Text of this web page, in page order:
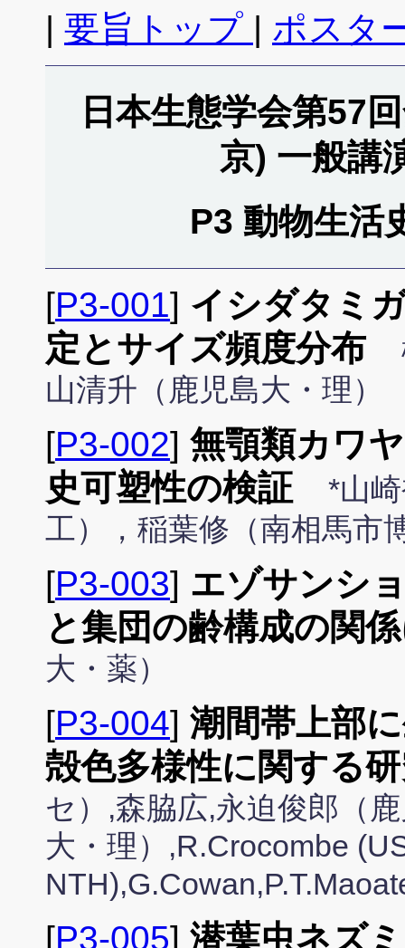
| 要旨トップ | ポスタ
日本生態学会第57
京) 一般講
P3 動物生活
[P3-001] イシダタミ
定とサイズ頻度分布
山清升（鹿児島大・理）
[P3-002] 無顎類カワ
史可塑性の検証
*山
工），稲葉修（南相馬市
[P3-003] エゾサンシ
と集団の齢構成の関
大・薬）
[P3-004] 潮間帯上部
殻色多様性に関する
セ）,森脇広,永迫俊郎（
大・理）,R.Crocombe
[P3-005] 潜葉虫ネズ